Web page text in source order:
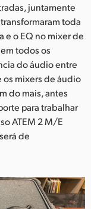
juntamente
toda
e o EQ no mixer de
todos os
do áudio entre
mixers de áudio
do mais, antes
para trabalhar
ATEM 2 M/E
de